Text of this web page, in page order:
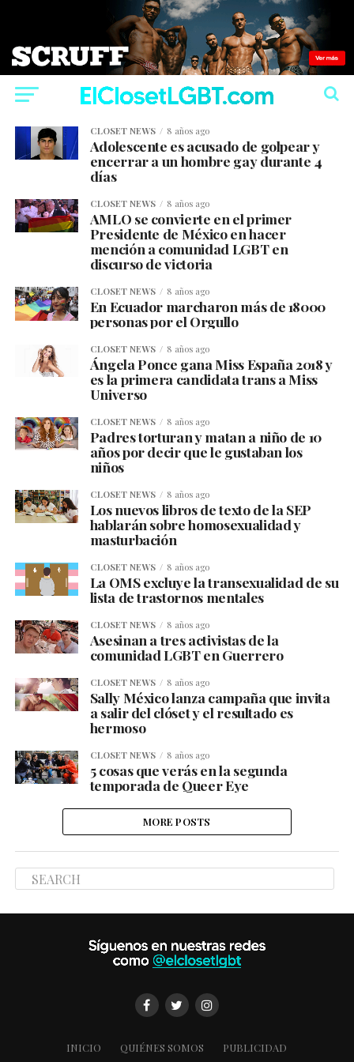
CLOSET NEWS 8 años ago
Adolescente es acusado de golpear y
encerrar a un hombre gay durante 4
días
CLOSET NEWS 8 años ago
AMLO se convierte en el primer
Presidente de México en hacer
mención a comunidad LGBT en
discurso de victoria
CLOSET NEWS 8 años ago
En Ecuador marcharon más de 18000
personas por el Orgullo
CLOSET NEWS 8 años ago
Ángela Ponce gana Miss España 2018 y
es la primera candidata trans a Miss
Universo
CLOSET NEWS 8 años ago
Padres torturan y matan a niño de 10
años por decir que le gustaban los
niños
CLOSET NEWS 8 años ago
Los nuevos libros de texto de la SEP
hablarán sobre homosexualidad y
masturbación
CLOSET NEWS 8 años ago
La OMS excluye la transexualidad de su
lista de trastornos mentales
CLOSET NEWS 8 años ago
Asesinan a tres activistas de la
comunidad LGBT en Guerrero
CLOSET NEWS 8 años ago
Sally México lanza campaña que invita
a salir del clóset y el resultado es
hermoso
CLOSET NEWS 8 años ago
5 cosas que verás en la segunda
temporada de Queer Eye
MORE POSTS
INICIO QUIÉNES SOMOS
PUBLICIDAD